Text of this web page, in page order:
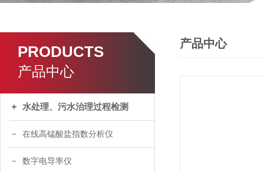
PRODUCTS
产品中心
水处理、污水治理过程检测
在线高锰酸盐指数分析仪
数字电导率仪
产品中心